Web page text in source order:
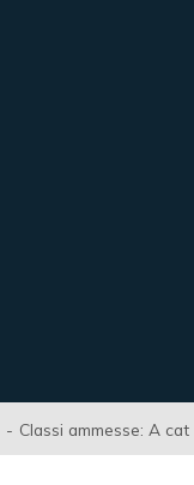
- Classi ammesse: A cat